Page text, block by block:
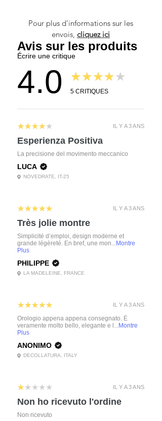
Pour plus d'informations sur les
envois, cliquez ici
Avis sur les produits
Écrire une critique
4.0 ★★★★★
5 CRITIQUES
IL Y A 3 ANS
4
★★★★★
Esperienza Positiva
La precisione del movimento meccanico
LUCA
NOVEDRATE, IT-25
IL Y A 3 ANS
5
★★★★★
Très jolie montre
Simplicité d’emploi, design moderne et
grande légèreté. En bref, une mon...Montre
Plus
PHILIPPE
LA MADELEINE, FRANCE
IL Y A 3 ANS
5
★★★★★
Orologio appena appena consegnato. È
veramente molto bello, elegante e l...Montre
Plus
ANONIMO
DECOLLATURA, ITALY
IL Y A 3 ANS
1
★★★★★
Non ho ricevuto l'ordine
Non ricevuto